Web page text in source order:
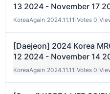
13 2024 - November 17
KoreaAgain 2024.11.11 Votes 0
[Daejeon] 2024 Korea
12 2024 - November 14
KoreaAgain 2024.11.11 Votes 0